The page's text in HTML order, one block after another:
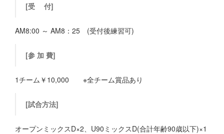
[受 付]
AM8:00 ～ AM8：25 (受付後練習可)
[参 加 費]
1チーム￥10,000 ※全チーム賞品あり
[試合方法]
オープンミックスD×2、U90ミックスD(合計年齢90歳以下)×1